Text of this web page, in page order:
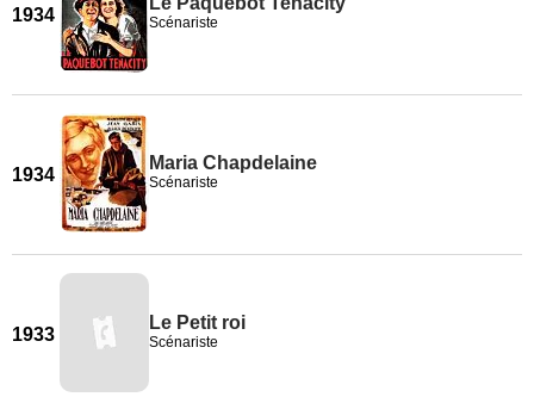
1934 Scénariste
1934
Maria Chapdelaine
Scénariste
1933
Le Petit roi
Scénariste